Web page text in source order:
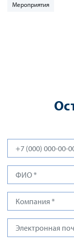
Мероприятия